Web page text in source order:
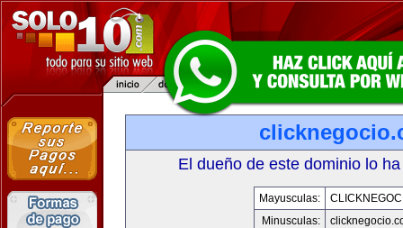
El dueño de este dominio lo
Mayusculas:
Minusculas: